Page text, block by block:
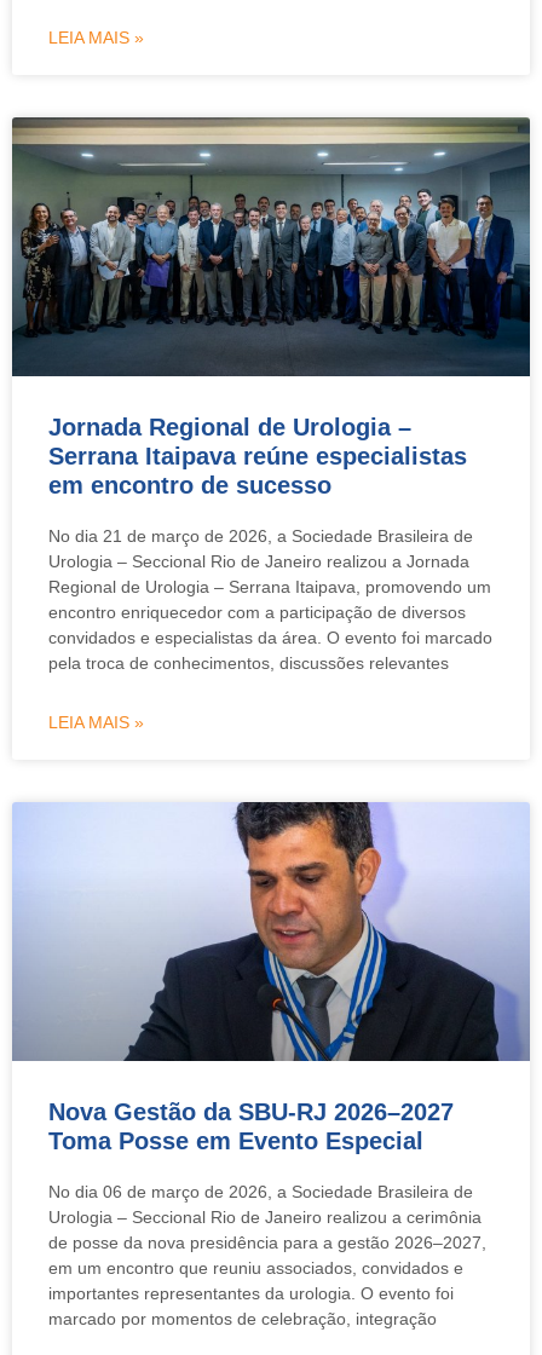
LEIA MAIS »
Jornada Regional de Urologia –
Serrana Itaipava reúne especialistas
em encontro de sucesso
No dia 21 de março de 2026, a Sociedade Brasileira de
Urologia – Seccional Rio de Janeiro realizou a Jornada
Regional de Urologia – Serrana Itaipava, promovendo um
encontro enriquecedor com a participação de diversos
convidados e especialistas da área. O evento foi marcado
pela troca de conhecimentos, discussões relevantes
LEIA MAIS »
Nova Gestão da SBU-RJ 2026–2027
Toma Posse em Evento Especial
No dia 06 de março de 2026, a Sociedade Brasileira de
Urologia – Seccional Rio de Janeiro realizou a cerimônia
de posse da nova presidência para a gestão 2026–2027,
em um encontro que reuniu associados, convidados e
importantes representantes da urologia. O evento foi
marcado por momentos de celebração, integração